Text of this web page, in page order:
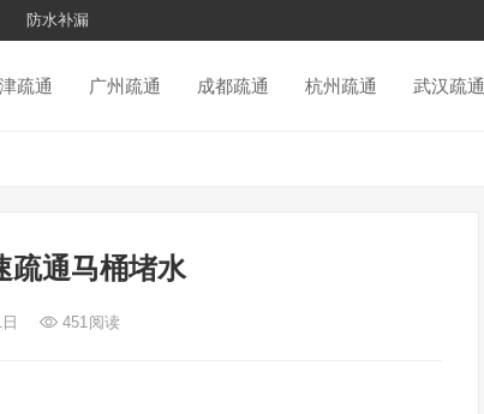
防水补漏
疏通 广州疏通 成都疏通 杭州疏通 武汉疏通
疏通马桶堵水
451阅读